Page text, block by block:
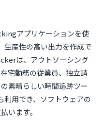
アプリケーションを使
生産性の高い出力を作成で
は、アウトソーシング
宅勤務の従業員、独立請
素晴らしい時間追跡ツー
利用でき、ソフトウェアの
います。